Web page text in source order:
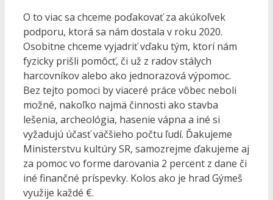
O to viac sa chceme poďakovať za akúkoľvek
podporu, ktorá sa nám dostala v roku 2020.
Osobitne chceme vyjadriť vďaku tým, ktorí nám
fyzicky prišli pomôcť, či už z radov stálych
harcovníkov alebo ako jednorazová výpomoc.
Bez tejto pomoci by viaceré práce vôbec neboli
možné, nakoľko najmä činnosti ako stavba
lešenia, archeológia, hasenie vápna a iné si
vyžadujú účasť väčšieho počtu ľudí. Ďakujeme
Ministerstvu kultúry SR, samozrejme ďakujeme aj
za pomoc vo forme darovania 2 percent z dane či
iné finančné príspevky. Kolos ako je hrad Gýmeš
využije každé €.